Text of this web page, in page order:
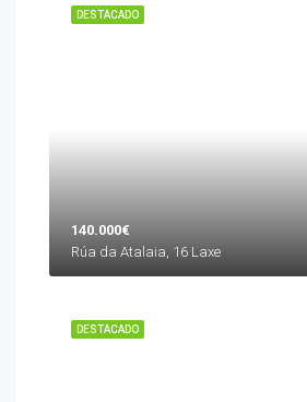
DESTACADO
140.000€
Rúa da Atalaia, 16 Laxe
DESTACADO